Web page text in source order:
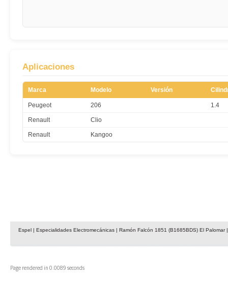
Aplicaciones
Marca Modelo Versión
Peugeot 206 1.4
Renault Clio
Renault Kangoo
Espel | Especialidades Electromecánicas | Ramón Falcón 1851 (B1685BDS) El
Page rendered in 0.0089 seconds